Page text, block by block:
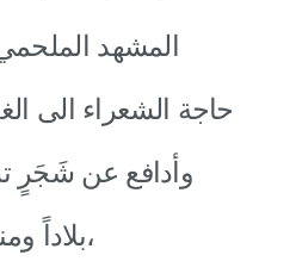
المشهد
حاجة الشعراء الى
وأدافع عن شَجَرٍ
بلاداً ومنفى،